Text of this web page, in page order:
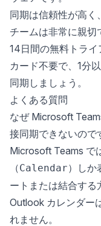
同期は信頼性が高く
チームは非常に親切
14日間の無料トラ
カード不要で、1分
同期しましょう。
よくある質問
なぜ Microsoft
接同期できないので
Microsoft Teams で
（Calendar）しか
ートまたは結合する
Outlook カレンダー
れません。